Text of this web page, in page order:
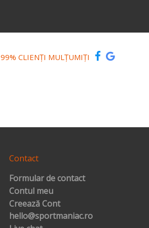
99% CLIENȚI MULȚUMIȚI
Contact
Formular de contact
Contul meu
Creează Cont
hello@sportmaniac.ro